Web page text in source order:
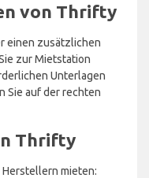
von Thrifty
einen zusätzlichen
zur Mietstation
Unterlagen
Sie auf der rechten
Thrifty
mieten: